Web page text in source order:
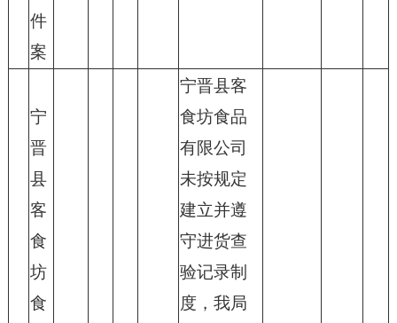
件
案
宁
晋
县
客
食
坊
食
宁晋县客
食坊食品
有限公司
未按规定
建立并遵
守进货查
验记录制
度，我局